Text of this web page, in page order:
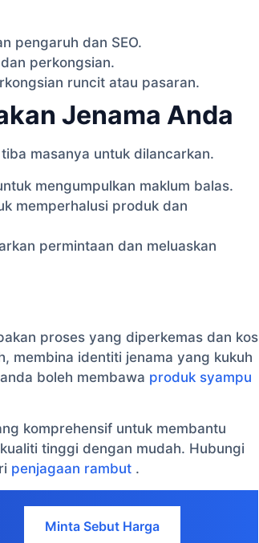
pengaruh dan SEO.
perkongsian.
runcit atau pasaran.
Jenama Anda
masanya untuk dilancarkan.
mengumpulkan maklum balas.
memperhalusi produk dan
permintaan dan meluaskan
proses yang diperkemas dan kos
membina identiti jenama yang kukuh
boleh membawa produk syampu
komprehensif untuk membantu
tinggi dengan mudah. Hubungi
penjagaan rambut .
Minta Sebut Harga